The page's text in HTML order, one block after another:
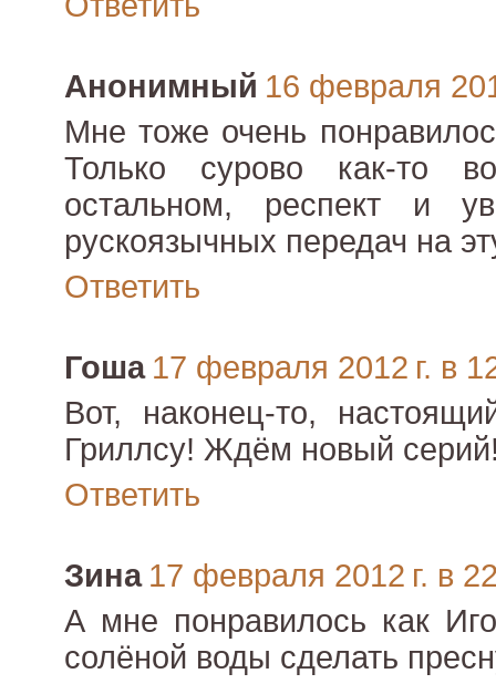
Анонимный 16 февраля
Мне тоже очень
Только сурово как-то
остальном, респект и
рускоязычных передач на
Ответить
Гоша 17 февраля 2012 г. в
Вот, наконец-то,
Гриллсу! Ждём новый
Ответить
Зина 17 февраля 2012 г. в
А мне понравилось как
солёной воды сделать